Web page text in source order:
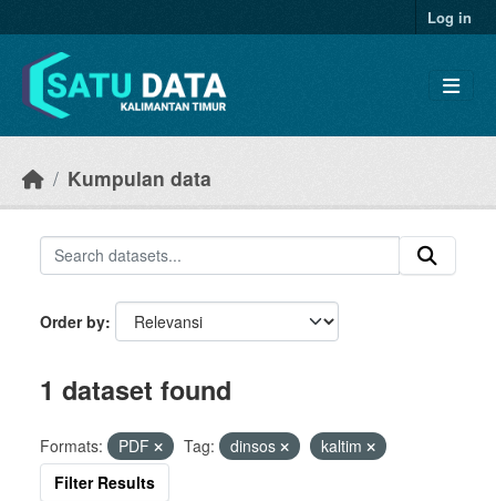
Log in
Kumpulan data
Order by
1 dataset found
Formats: PDF Tag: dinsos
kaltim
Filter Results